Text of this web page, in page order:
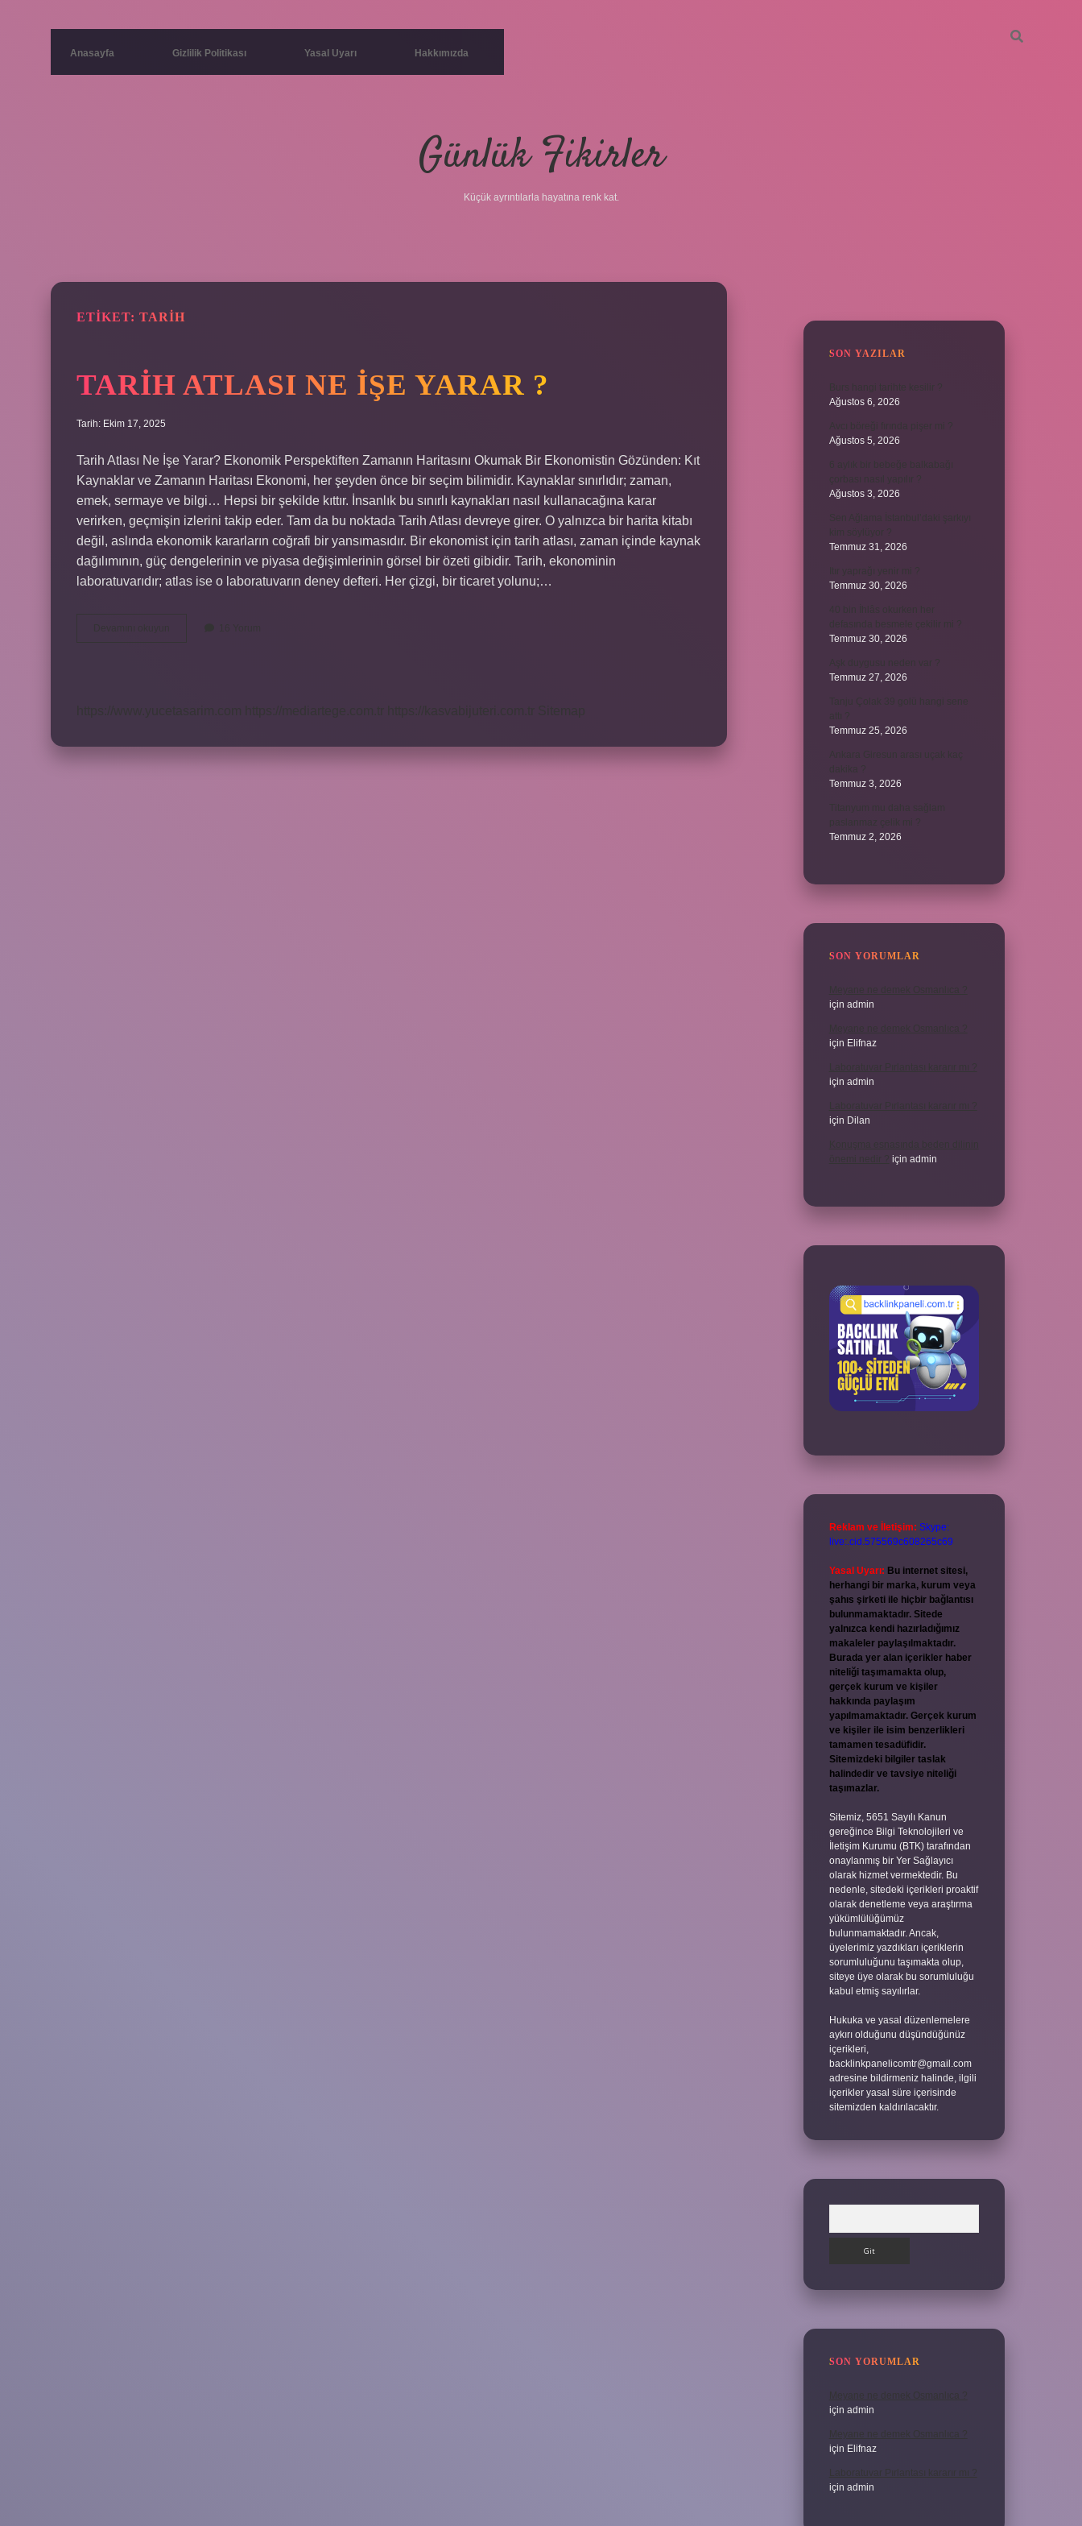
Anasayfa Gizlilik Politikası Yasal Uyarı Hakkımızda
Günlük Fikirler
Küçük ayrıntılarla hayatına renk kat.
ETIKET: TARIH
TARIH ATLASI NE IŞE YARAR ?
Tarih: Ekim 17, 2025
Tarih Atlası Ne İşe Yarar? Ekonomik Perspektiften Zamanın Haritasını Okumak Bir Ekonomistin Gözünden: Kıt
Kaynaklar ve Zamanın Haritası Ekonomi, her şeyden önce bir seçim bilimidir. Kaynaklar sınırlıdır; zaman,
emek, sermaye ve bilgi… Hepsi bir şekilde kıttır. İnsanlık bu sınırlı kaynakları nasıl kullanacağına karar
verirken, geçmişin izlerini takip eder. Tam da bu noktada Tarih Atlası devreye girer. O yalnızca bir harita kitabı
değil, aslında ekonomik kararların coğrafi bir yansımasıdır. Bir ekonomist için tarih atlası, zaman içinde kaynak
dağılımının, güç dengelerinin ve piyasa değişimlerinin görsel bir özeti gibidir. Tarih, ekonominin
laboratuvarıdır; atlas ise o laboratuvarın deney defteri. Her çizgi, bir ticaret yolunu;…
SON YAZILAR
Ağustos 6, 2026
Ağustos 5, 2026
Ağustos 3, 2026
Temmuz 31, 2026
Temmuz 30, 2026
Temmuz 30, 2026
Temmuz 27, 2026
Temmuz 25, 2026
Temmuz 3, 2026
Temmuz 2, 2026
SON YORUMLAR
için admin
için Elifnaz
için admin
için Dilan
için admin
Reklam ve İletişim: Skype:
live:.cid.575569c608265c69
Yasal Uyarı: Bu internet sitesi,
herhangi bir marka, kurum veya
şahıs şirketi ile hiçbir bağlantısı
bulunmamaktadır. Sitede
yalnızca kendi hazırladığımız
makaleler paylaşılmaktadır.
Burada yer alan içerikler haber
niteliği taşımamakta olup,
gerçek kurum ve kişiler
hakkında paylaşım
yapılmamaktadır. Gerçek kurum
ve kişiler ile isim benzerlikleri
tamamen tesadüfidir.
Sitemizdeki bilgiler taslak
halindedir ve tavsiye niteliği
taşımazlar.
Sitemiz, 5651 Sayılı Kanun
gereğince Bilgi Teknolojileri ve
İletişim Kurumu (BTK) tarafından
onaylanmış bir Yer Sağlayıcı
olarak hizmet vermektedir. Bu
nedenle, sitedeki içerikleri proaktif
olarak denetleme veya araştırma
yükümlülüğümüz
bulunmamaktadır. Ancak,
üyelerimiz yazdıkları içeriklerin
sorumluluğunu taşımakta olup,
siteye üye olarak bu sorumluluğu
kabul etmiş sayılırlar.
Hukuka ve yasal düzenlemelere
aykırı olduğunu düşündüğünüz
içerikleri,
backlinkpanelicomtr@gmail.com
adresine bildirmeniz halinde, ilgili
içerikler yasal süre içerisinde
sitemizden kaldırılacaktır.
SON YORUMLAR
Meyane ne demek Osmanlıca ?
için admin
Meyane ne demek Osmanlıca ?
için Elifnaz
Laboratuvar Pırlantası kararır mı ?
için admin